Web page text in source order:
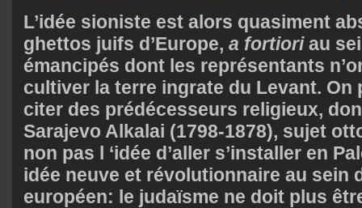
L’idée sioniste est alors quasiment
ghettos juifs d’Europe, a fortioriau
émancipés dont les représentants
cultiver la terre ingrate du Levant. On
citer des prédécesseurs religieux,
Sarajevo Alkalai (1798-1878), sujet
non pas l ‘idée d’aller s’installer en
idée neuve et révolutionnaire au sein
européen: le judaïsme ne doit plus